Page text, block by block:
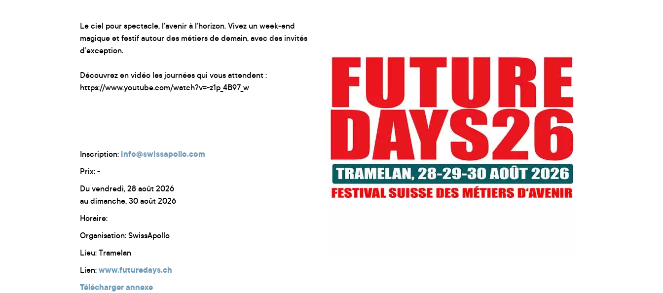
Le ciel pour spectacle, l’avenir à l’horizon. Vivez un week-end
magique et festif autour des métiers de demain, avec des invités
d’exception.
Découvrez en vidéo les journées qui vous attendent :
https://www.youtube.com/watch?v=-z1p_4B97_w
Inscription: info@swissapollo.com
Prix: -
Du vendredi, 28 août 2026
au dimanche, 30 août 2026
Horaire:
Organisation: SwissApollo
Lieu: Tramelan
Lien: www.futuredays.ch
Télécharger annexe